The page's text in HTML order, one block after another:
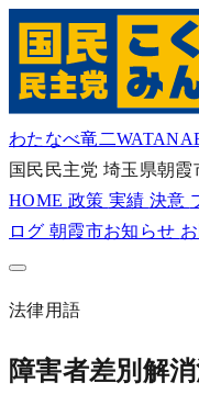
わたなべ竜二
国民民主党 埼玉県朝霞
HOME 政策 実績 決意
ログ 朝霞市お知らせ
法律用語
障害者差別解